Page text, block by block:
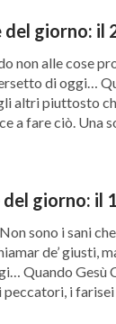
del giorno: il
non alle cose
di oggi…
altri piuttosto
a fare ciò. Una
giorno: il
sono i sani
de’ giusti,
Quando Gesù
peccatori, i